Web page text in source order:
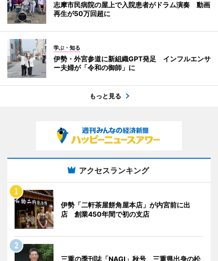
志摩市民病院の屋上で入院患者がドラム演奏 動画
再生が50万回超に
学ぶ・知る
伊勢・外宮参道に新組織GPT発足 インフルエンサ
ー夫婦が「令和の御師」に
もっと見る
アクセスランキング
伊勢「二軒茶屋餅角屋本店」が内宮前に出
店 創業450年間で初の支店
三重の季刊誌「NAGI」秋号 三重県出身の松